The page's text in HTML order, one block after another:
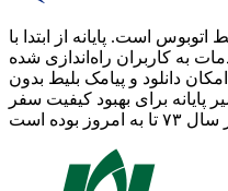
اتوبوس است. پایانه از ابتدا با
به کاربران راه‌اندازی شده
دانلود و پیامک بلیط بدون
پایانه برای بهبود کیفیت سفر